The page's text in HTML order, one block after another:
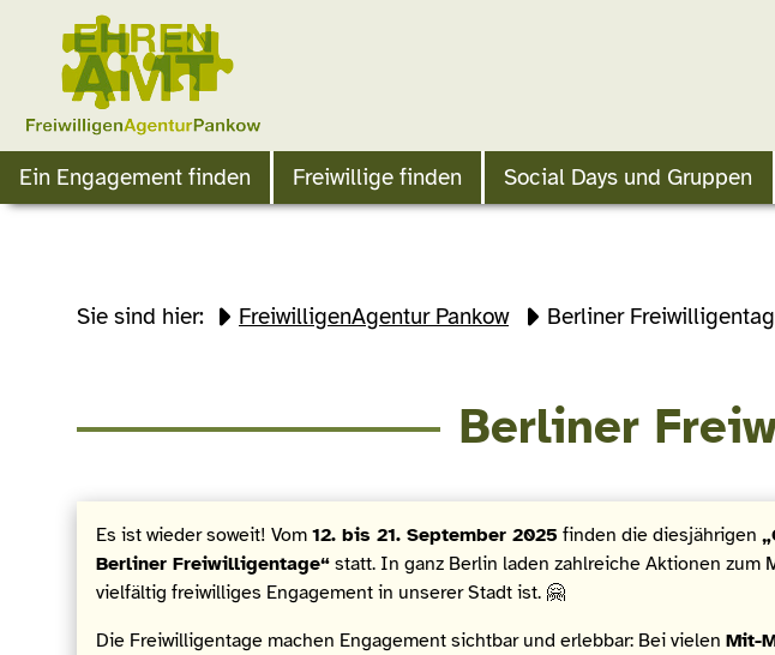
Ein Engagement finden Freiwillige finden Social Days und Gruppen
Sie sind hier: FreiwilligenAgentur Pankow Berliner
Berliner
Es ist wieder soweit! Vom 12. bis 21. September 2025 finden die diesjährigen
Berliner Freiwilligentage“ statt. In ganz Berlin laden zahlreiche Aktionen zum
vielfältig freiwilliges Engagement in unserer Stadt ist. 🤗
Die Freiwilligentage machen Engagement sichtbar und erlebbar: Bei vielen Mit-